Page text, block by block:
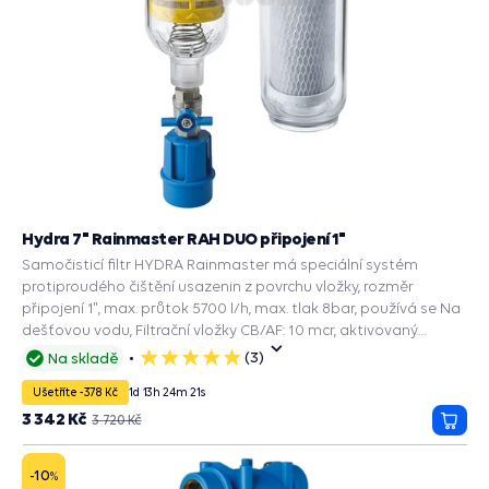
Na skladě
5
(3)
Hydra 7" Rainmaster RAH DUO připojení 1"
Samočisticí filtr HYDRA Rainmaster má speciální systém
protiproudého čištění usazenin z povrchu vložky, rozměr
připojení 1", max. průtok 5700 l/h, max. tlak 8bar, používá se Na
dešťovou vodu, Filtrační vložky CB/AF: 10 mcr, aktivovaný
uhlíkový blok filtruje bakterie, redukuje chlór, pesticidy, příchuť,
filtruje nečistoty a usazeniny.
Ušetříte -378 Kč 1d 13h 24m 20s
3 720 Kč
3 342 Kč
do
-10%